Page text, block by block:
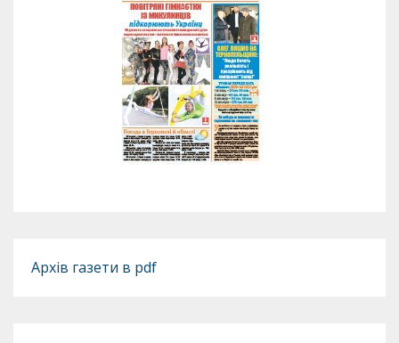
Архів газети в pdf